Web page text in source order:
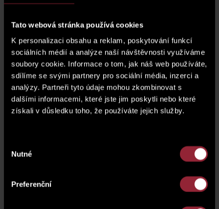
Tato webová stránka používá cookies
K personalizaci obsahu a reklam, poskytování funkcí
sociálních médií a analýze naší návštěvnosti využíváme
soubory cookie. Informace o tom, jak náš web používáte,
sdílíme se svými partnery pro sociální média, inzerci a
analýzy. Partneři tyto údaje mohou zkombinovat s
dalšími informacemi, které jste jim poskytli nebo které
získali v důsledku toho, že používáte jejich služby.
souhlasu
Nutné
Preferenční
sklep SK1.78
cena parkovacího stání* zobrazit cenu
* Cena jednotky nezahrnuje parkovací stání.
cena motocyklového stání* zobrazit cenu
plánek podlaží